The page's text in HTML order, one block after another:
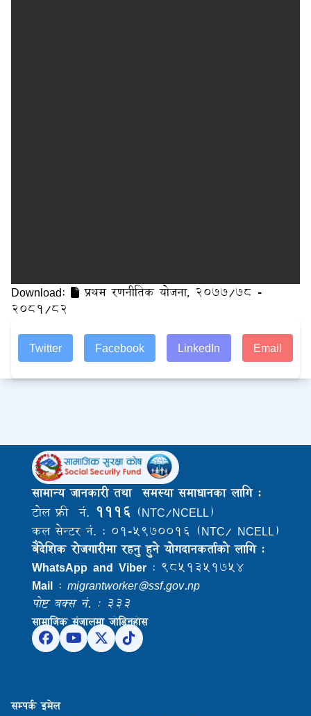
Download:
प्रथम रणनीतिक योजना, २०७७/७८ -
२०८१/८२
Twitter Facebook LinkedIn Email
सामान्य जानकारी तथा समस्या समाधानका लागि :
टोल फ्री नं. १११६ (NTC/NCELL)
कल सेन्टर नं. : ०१-५९७००१६ (NTC/ NCELL)
बैदेशिक राेजगारीमा रहनु हुने याेगदानकर्ताकाे लागि :
WhatsApp and Viber : ९८५१३५१७५४
Mail : migrantworker@ssf.gov.np
पोष्ट बक्स नं. : ३३३
सामाजिक संजालमा जोडिनुहोस
सम्पर्क इमेल